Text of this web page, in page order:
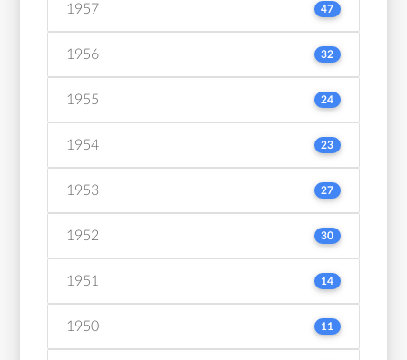
1957 47
1956 32
1955 24
1954 23
1953 27
1952 30
1951 14
1950 11